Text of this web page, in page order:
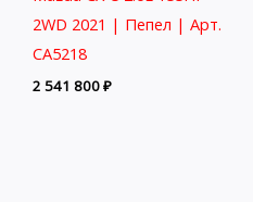
2WD 2021 | Пепел | Арт.
CA5218
2 541 800₽